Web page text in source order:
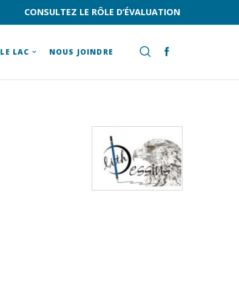
CONSULTEZ LE RÔLE D’ÉVALUATION
LE LAC NOUS JOINDRE